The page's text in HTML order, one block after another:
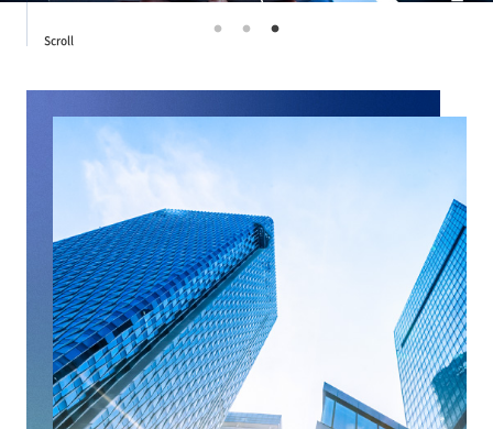
Scroll